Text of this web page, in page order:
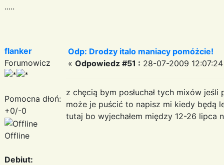
.....
flanker
Forumowicz
Pomocna dłoń:
+0/-0
Offline
Debiut:
Odp: Drodzy italo maniacy pomóżcie!
« Odpowiedz #51 : 28-07-2009
z chęcią bym posłuchał tych mixów
może je puścić to napisz mi kiedy będą
tutaj bo wyjechałem między 12-26 lipca